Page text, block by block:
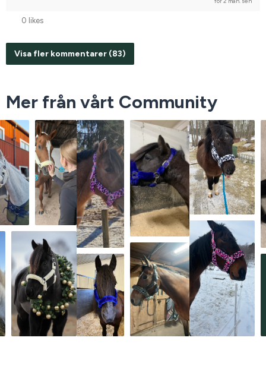
0 likes
Visa fler kommentarer (83)
Mer från vårt Community